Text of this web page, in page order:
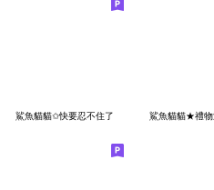
鯊魚貓貓✩快要忍不住了